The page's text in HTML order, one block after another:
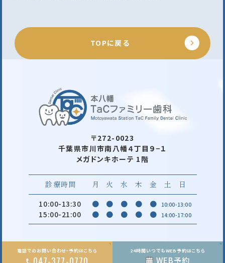
TOPに戻る
〒272-0023
千葉県市川市南八幡４丁目９−１
メガドンキホーテ 1階
診療時間 月 火 水 木 金 土
日
10:00-13:30
● ● ● ● ● 10:00-13:00
15:00-21:00 ● ● ● ● ● 14:00-17:00
電話でのお問い合わせ・予約はこちら 24時間いつでもWEB予約はこちら
WEB予約